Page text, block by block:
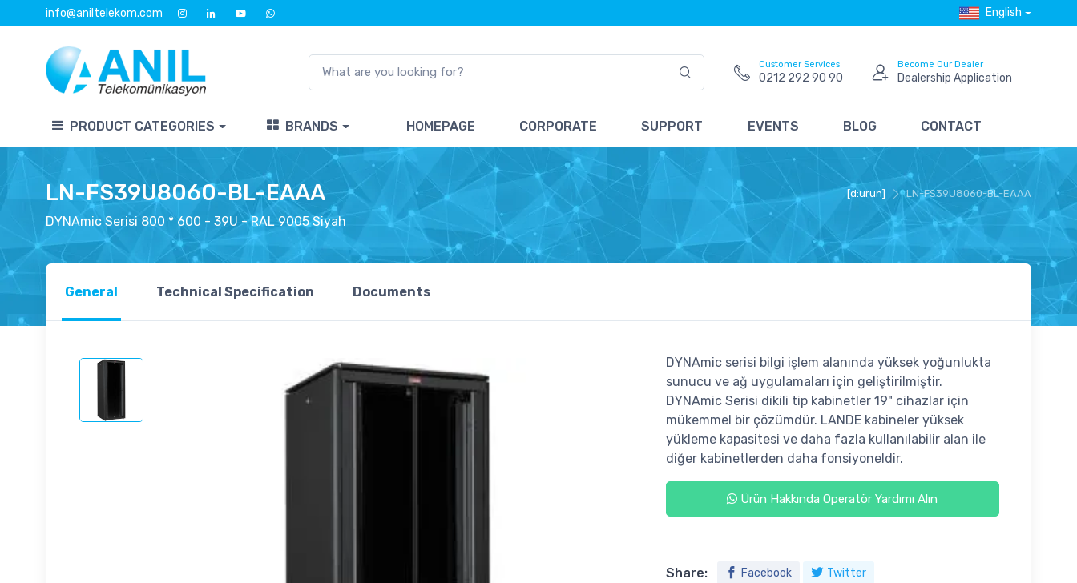
info@aniltelekom.com English
Customer Services
0212 292 90 90
Become Our Dealer
Dealership Application
PRODUCT CATEGORIES BRANDS HOMEPAGE CORPORATE SUPPORT EVENTS BLOG CONTACT
[d:urun] LN-FS39U8060-BL-EAAA
LN-FS39U8060-BL-EAAA
DYNAmic Serisi 800 * 600 - 39U - RAL 9005 Siyah
General Technical Specification Documents
DYNAmic serisi bilgi işlem alanında yüksek yoğunlukta
sunucu ve ağ uygulamaları için geliştirilmiştir.
DYNAmic Serisi dikili tip kabinetler 19" cihazlar için
mükemmel bir çözümdür. LANDE kabineler yüksek
yükleme kapasitesi ve daha fazla kullanılabilir alan ile
diğer kabinetlerden daha fonsiyoneldir.
Ürün Hakkında Operatör Yardımı Alın
Share: Facebook Twitter